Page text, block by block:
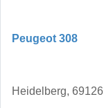
Peugeot 308
Heidelberg, 69126